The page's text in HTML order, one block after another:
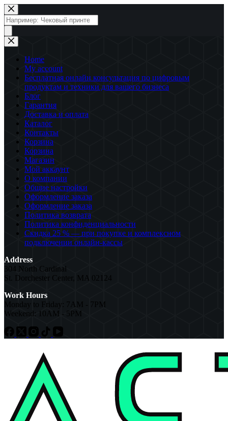
Перейти
к
сути
Поиск
товаров
Home
My account
Бесплатная онлайн консультация по цифровым
продуктам и техники для вашего бизнеса
Блог
Гарантия
Доставка и оплата
Каталог
Контакты
Корзина
Корзина
Магазин
Мой аккаунт
О компании
Общие настройки
Оформление заказа
Оформление заказа
Политика возврата
Политика конфиденциальности
Скидка 25 % — при покупке и комплексном
подключении онлайн-кассы
Address
304 North Cardinal
St. Dorchester Center, MA 02124
Work Hours
Monday to Friday: 7AM - 7PM
Weekend: 10AM - 5PM